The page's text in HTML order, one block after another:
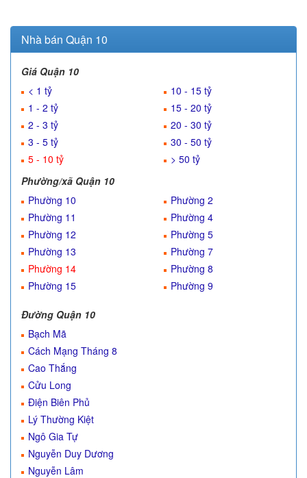
Nhà bán Quận 10
Giá Quận 10
< 1 tỷ
1 - 2 tỷ
2 - 3 tỷ
3 - 5 tỷ
5 - 10 tỷ
10 - 15 tỷ
15 - 20 tỷ
20 - 30 tỷ
30 - 50 tỷ
> 50 tỷ
Phường/xã Quận 10
Phường 10
Phường 11
Phường 12
Phường 13
Phường 14
Phường 15
Phường 2
Phường 4
Phường 5
Phường 7
Phường 8
Phường 9
Đường Quận 10
Bạch Mã
Cách Mạng Tháng 8
Cao Thắng
Cửu Long
Điện Biên Phủ
Lý Thường Kiệt
Ngô Gia Tự
Nguyễn Duy Dương
Nguyễn Lâm